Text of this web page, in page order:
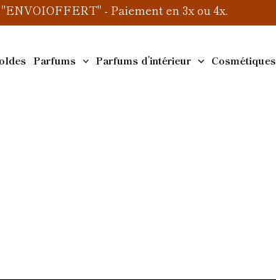
- Paiement en 3x ou 4x.
Parfums Parfums d’intérieur Cosmétiques